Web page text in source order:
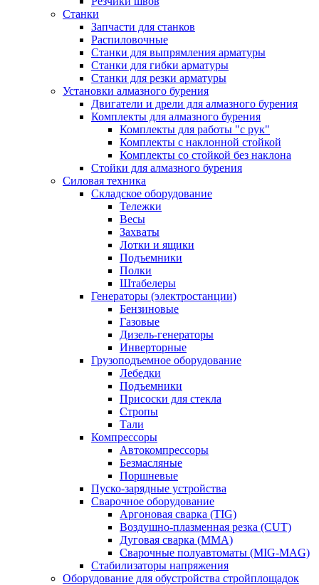
Станки
Запчасти для станков
Распиловочные
Станки для выпрямления арматуры
Станки для гибки арматуры
Станки для резки арматуры
Установки алмазного бурения
Двигатели и дрели для алмазного бурения
Комплекты для алмазного бурения
Комплекты для работы "с рук"
Комплекты с наклонной стойкой
Комплекты со стойкой без наклона
Стойки для алмазного бурения
Силовая техника
Складское оборудование
Тележки
Весы
Захваты
Лотки и ящики
Подъемники
Полки
Штабелеры
Генераторы (электростанции)
Бензиновые
Газовые
Дизель-генераторы
Инверторные
Грузоподъемное оборудование
Лебедки
Подъемники
Присоски для стекла
Стропы
Тали
Компрессоры
Автокомпрессоры
Безмасляные
Поршневые
Пуско-зарядные устройства
Сварочное оборудование
Аргоновая сварка (TIG)
Воздушно-плазменная резка (CUT)
Дуговая сварка (ММА)
Сварочные полуавтоматы (MIG-MAG)
Стабилизаторы напряжения
Оборудование для обустройства стройплощадок